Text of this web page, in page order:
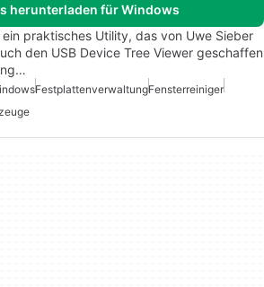
herunterladen für Windows
praktisches Utility, das von Uwe Sieber
den USB Device Tree Viewer geschaffen
FestplattenverwaltungFensterreiniger